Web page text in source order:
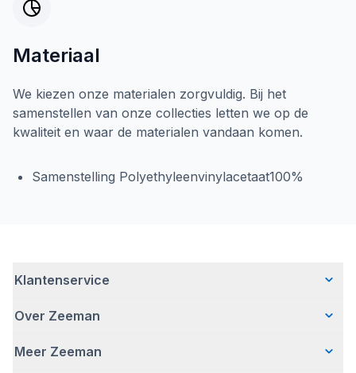
Materiaal
We kiezen onze materialen zorgvuldig. Bij het
samenstellen van onze collecties letten we op de
kwaliteit en waar de materialen vandaan komen.
Samenstelling Polyethyleenvinylacetaat100%
Klantenservice
Veelgestelde vragen
Bezorgen
Over Zeeman
Wie wij zijn
Meer Zeeman